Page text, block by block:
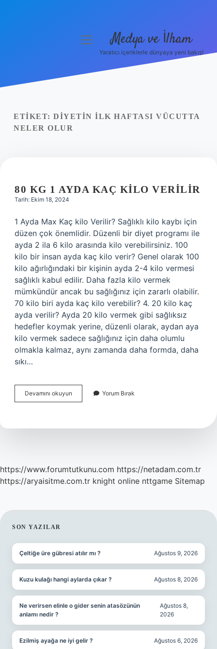
Yasal Uyarı
menüyüMedya ve İlham
Yaratıcı içeriklerle dünyaya yeni bakış!
ETIKET: DIYETIN ILK HAFTASI VÜCUTTA
NELER OLUR
80 KG 1 AYDA KAÇ KILO VERILIR
Tarih: Ekim 18, 2024
1 Ayda Max Kaç kilo Verilir? Sağlıklı kilo kaybı için
düzen çok önemlidir. Düzenli bir diyet programı ile
ayda 2 ila 6 kilo arasında kilo verebilirsiniz. 100
kilo bir insan ayda kaç kilo verir? Genel olarak 100
kilo ağırlığındaki bir kişinin ayda 2-4 kilo vermesi
sağlıklı kabul edilir. Daha fazla kilo vermek
mümkündür ancak bu sağlığınız için zararlı olabilir.
70 kilo biri ayda kaç kilo verebilir? 4. 20 kilo kaç
ayda verilir? Ayda 20 kilo vermek gibi sağlıksız
hedefler koymak yerine, düzenli olarak, aydan aya
kilo vermek sadece sağlığınız için daha olumlu
olmakla kalmaz, aynı zamanda daha formda, daha
sıkı…
Devamını okuyun
Kg
Kaç
Yorum Bırak
https://www.forumtutkunu.com https://netadam.com.tr
https://aryaisitme.com.tr knight online nttgame Sitemap
SIDEBAR
SON YAZILAR
Çeltiğe üre gübresi atılır mı ? Ağustos 9, 2026
Kuzu kulağı hangi aylarda çıkar ? Ağustos 8, 2026
Ne verirsen elinle o gider senin atasözünün
anlamı nedir ?
Ağustos 8,
2026
Ezilmiş ayağa ne iyi gelir ? Ağustos 6, 2026